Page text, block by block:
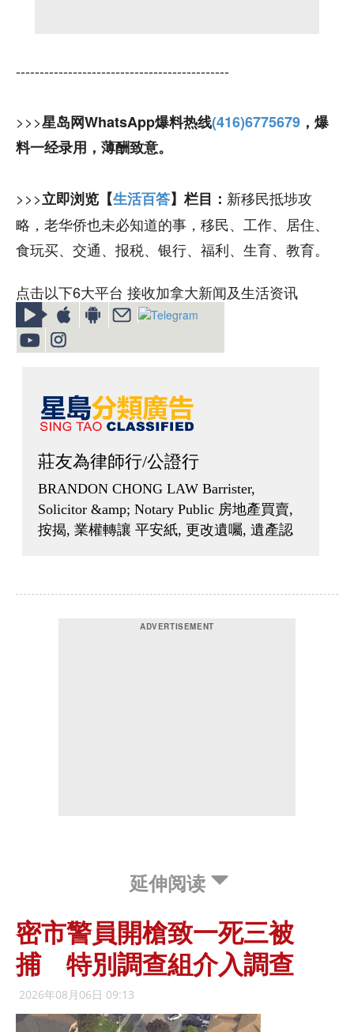
---------------------------------------------
>>>星岛网WhatsApp爆料热线(416)6775679 ，爆
料一经录用，薄酬致意。
>>>立即浏览【生活百答】栏目： 新移民抵埗攻
略，老华侨也未必知道的事，移民、工作、居住、
食玩买、交通、报税、银行、福利、生育、教育。
点击以下6大平台 接收加拿大新闻及生活资讯
延伸阅读
密市警員開槍致一死三被
捕 特別調查組介入調查
2026年08月06日 09:13